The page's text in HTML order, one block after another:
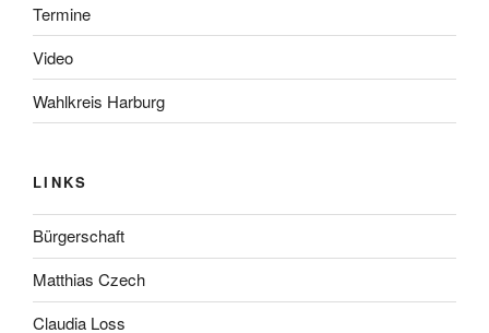
Termine
Video
Wahlkreis Harburg
LINKS
Bürgerschaft
Matthias Czech
Claudia Loss